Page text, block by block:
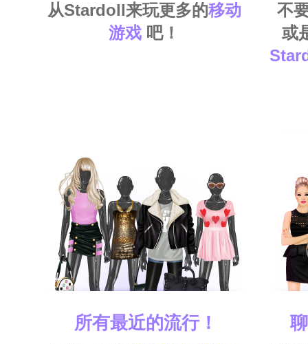
从Stardoll来玩更多的移动
游戏 吧！
不
或
所有最近的流行！